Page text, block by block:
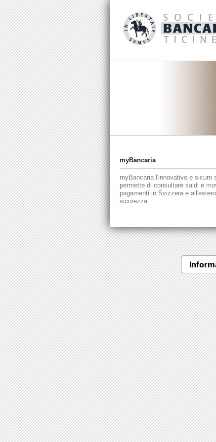
myBancaria
myBancaria l'innovativo e sicuro
permette di consultare saldi e
pagamenti in Svizzera e
sicurezza.